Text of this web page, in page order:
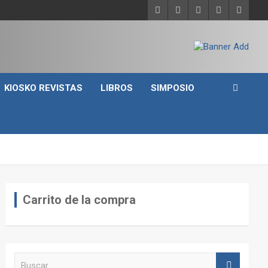
KIOSKO REVISTAS LIBROS SIMPOSIO
Carrito de la compra